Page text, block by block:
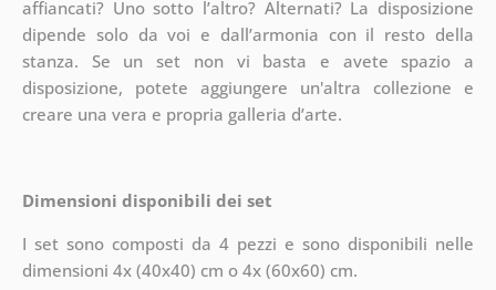
affiancati? Uno sotto l’altro? Alternati? La disposizione
dipende solo da voi e dall’armonia con il resto della
stanza. Se un set non vi basta e avete spazio a
disposizione, potete aggiungere un'altra collezione e
creare una vera e propria galleria d’arte.
Dimensioni disponibili dei set
I set sono composti da 4 pezzi e sono disponibili nelle
dimensioni 4x (40x40) cm o 4x (60x60) cm.